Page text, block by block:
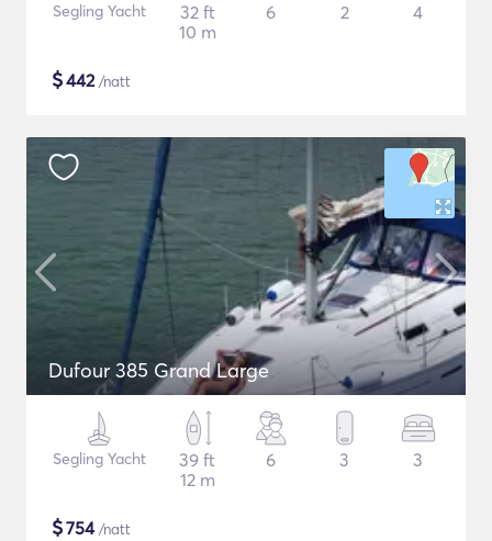
Segling Yacht
32 ft
10 m
6 2 4
$442/natt
Dufour 385 Grand Large
Segling Yacht
39 ft
12 m
6 3 3
$754/natt